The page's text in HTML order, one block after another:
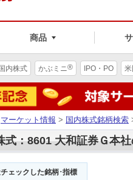
商品
内株式 かぶミニ® IPO・PO
マーケット情報 > 国内株式銘柄検索
式：8601 大和証券Ｇ本
ェックした銘柄･指標